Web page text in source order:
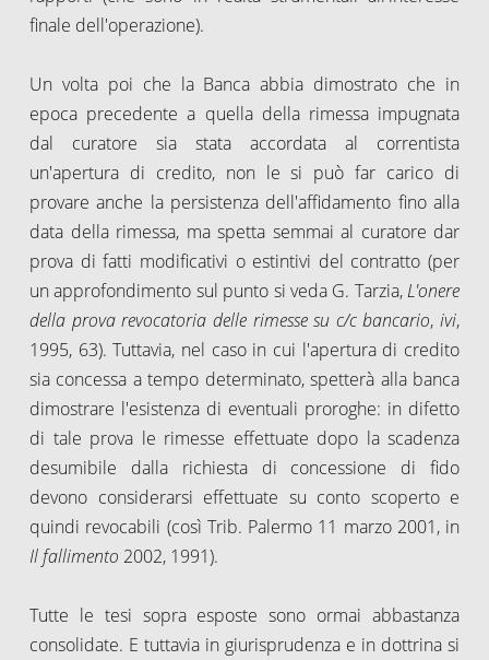
finale dell'operazione).
Un volta poi che la Banca abbia dimostrato che in
epoca precedente a quella della rimessa impugnata
dal curatore sia stata accordata al correntista
un'apertura di credito, non le si può far carico di
provare anche la persistenza dell'affidamento fino alla
data della rimessa, ma spetta semmai al curatore dar
prova di fatti modificativi o estintivi del contratto (per
un approfondimento sul punto si veda G. Tarzia, L'onere
della prova revocatoria delle rimesse su c/c bancario, ivi,
1995, 63). Tuttavia, nel caso in cui l'apertura di credito
sia concessa a tempo determinato, spetterà alla banca
dimostrare l'esistenza di eventuali proroghe: in difetto
di tale prova le rimesse effettuate dopo la scadenza
desumibile dalla richiesta di concessione di fido
devono considerarsi effettuate su conto scoperto e
quindi revocabili (così Trib. Palermo 11 marzo 2001, in
Il fallimento 2002, 1991).
Tutte le tesi sopra esposte sono ormai abbastanza
consolidate. E tuttavia in giurisprudenza e in dottrina si